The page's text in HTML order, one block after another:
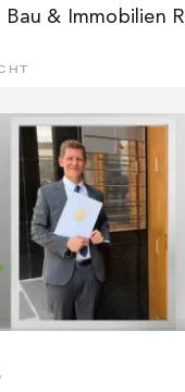
Bau & Immobilien